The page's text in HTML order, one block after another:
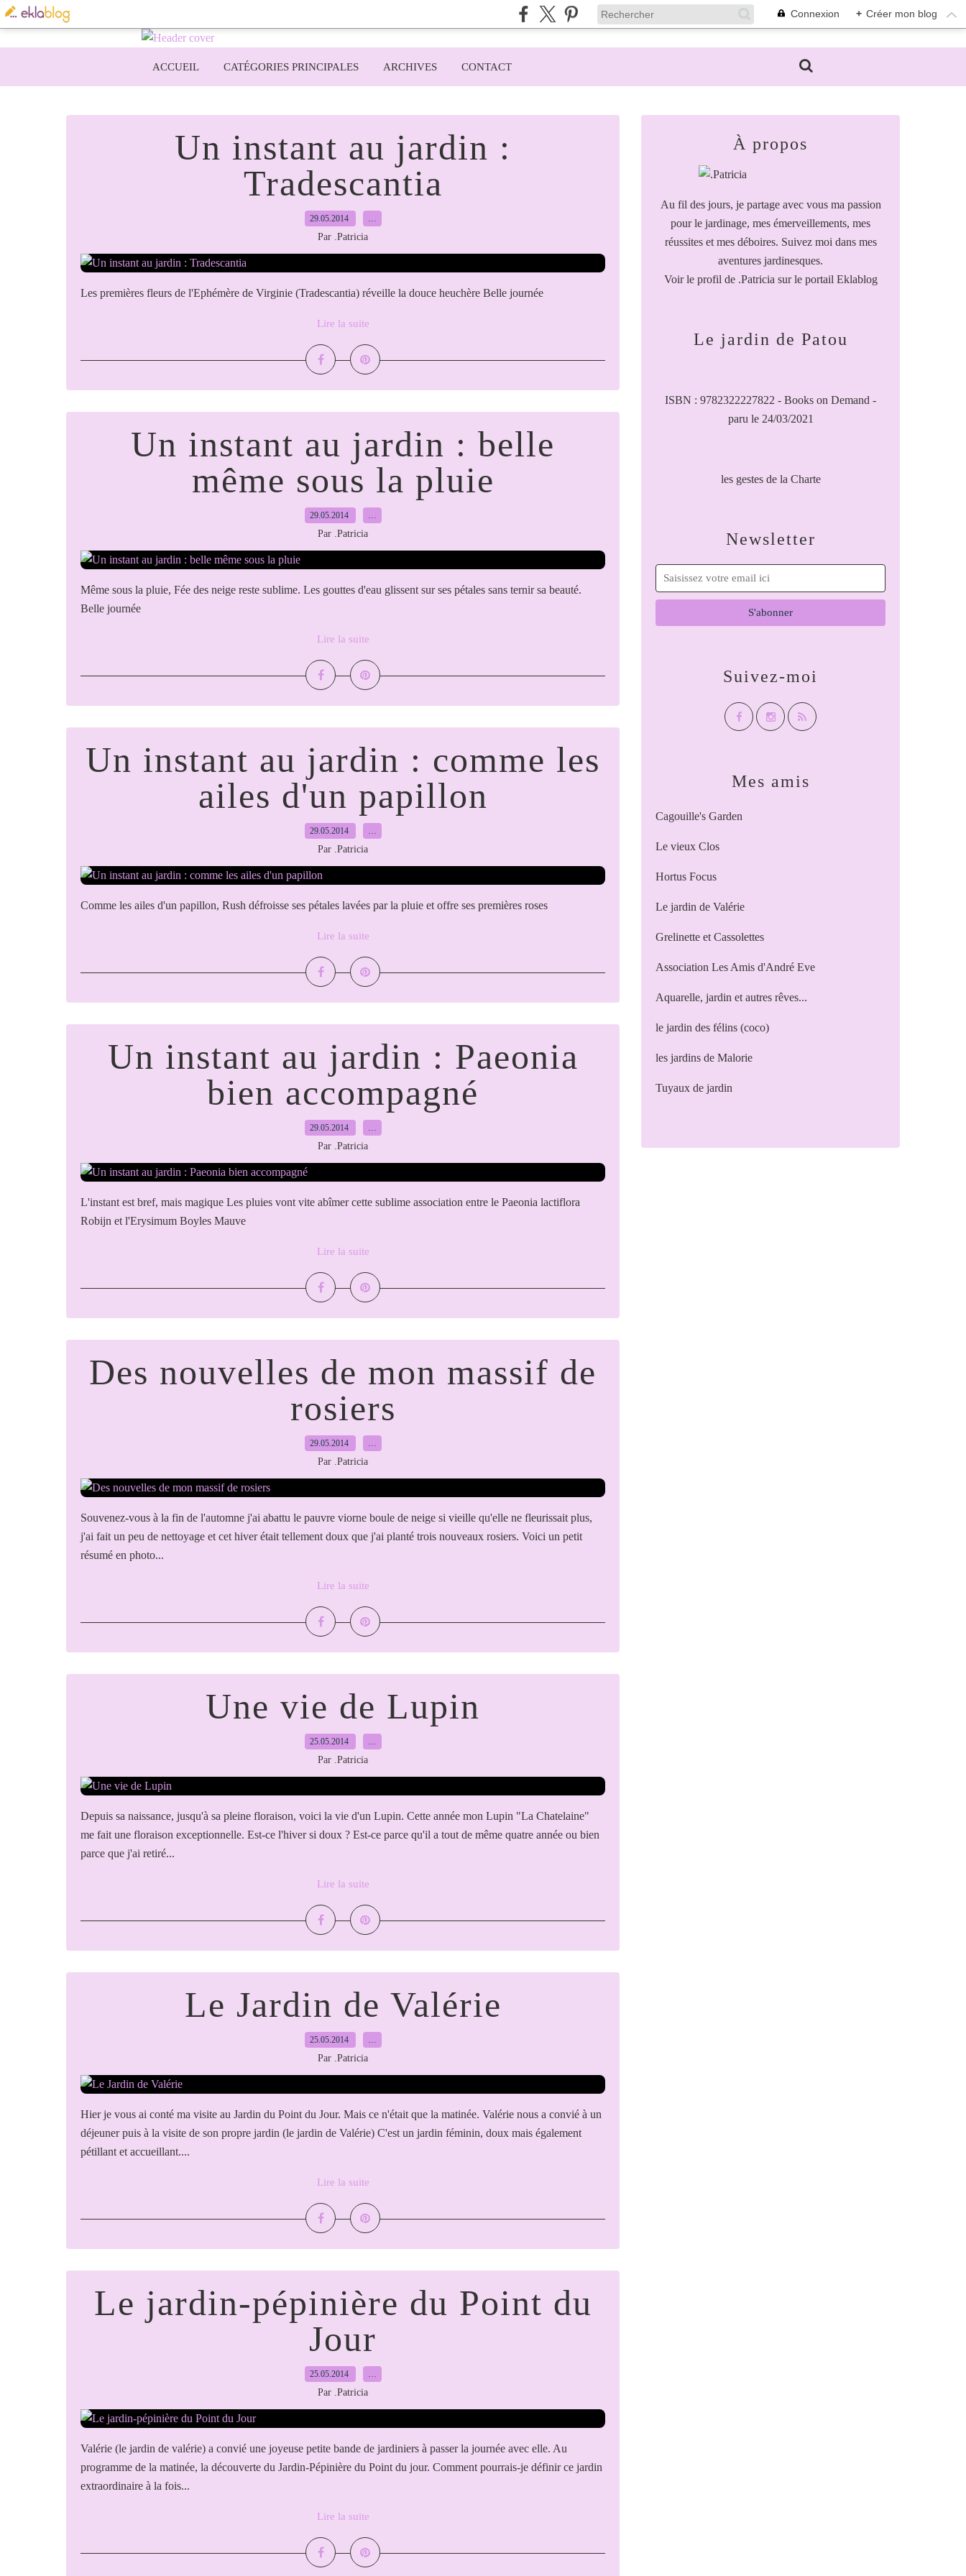
Connexion + Créer mon blog
ACCUEIL CATÉGORIES PRINCIPALES ARCHIVES CONTACT
Un instant au jardin :
Tradescantia
29.05.2014 …
Par .Patricia
Les premières fleurs de l'Ephémère de Virginie (Tradescantia) réveille la douce heuchère Belle journée
Lire la suite
Un instant au jardin : belle
même sous la pluie
29.05.2014 …
Par .Patricia
Même sous la pluie, Fée des neige reste sublime. Les gouttes d'eau glissent sur ses pétales sans ternir sa beauté.
Belle journée
Lire la suite
Un instant au jardin : comme les
ailes d'un papillon
29.05.2014 …
Par .Patricia
Comme les ailes d'un papillon, Rush défroisse ses pétales lavées par la pluie et offre ses premières roses
Lire la suite
Un instant au jardin : Paeonia
bien accompagné
29.05.2014 …
Par .Patricia
L'instant est bref, mais magique Les pluies vont vite abîmer cette sublime association entre le Paeonia lactiflora
Robijn et l'Erysimum Boyles Mauve
Lire la suite
Des nouvelles de mon massif de
rosiers
29.05.2014 …
Par .Patricia
Souvenez-vous à la fin de l'automne j'ai abattu le pauvre viorne boule de neige si vieille qu'elle ne fleurissait plus,
j'ai fait un peu de nettoyage et cet hiver était tellement doux que j'ai planté trois nouveaux rosiers. Voici un petit
résumé en photo...
Lire la suite
Une vie de Lupin
25.05.2014 …
Par .Patricia
Depuis sa naissance, jusqu'à sa pleine floraison, voici la vie d'un Lupin. Cette année mon Lupin "La Chatelaine"
me fait une floraison exceptionnelle. Est-ce l'hiver si doux ? Est-ce parce qu'il a tout de même quatre année ou bien
parce que j'ai retiré...
Lire la suite
Le Jardin de Valérie
25.05.2014 …
Par .Patricia
Hier je vous ai conté ma visite au Jardin du Point du Jour. Mais ce n'était que la matinée. Valérie nous a convié à un
déjeuner puis à la visite de son propre jardin (le jardin de Valérie) C'est un jardin féminin, doux mais également
pétillant et accueillant....
Lire la suite
Le jardin-pépinière du Point du
Jour
25.05.2014 …
Par .Patricia
Valérie (le jardin de valérie) a convié une joyeuse petite bande de jardiniers à passer la journée avec elle. Au
programme de la matinée, la découverte du Jardin-Pépinière du Point du jour. Comment pourrais-je définir ce jardin
extraordinaire à la fois...
Lire la suite
Newsletter
Suivez-moi
À propos
Au fil des jours, je partage avec vous ma passion
pour le jardinage, mes émerveillements, mes
réussites et mes déboires. Suivez moi dans mes
aventures jardinesques.
Voir le profil de .Patricia sur le portail Eklablog
Le jardin de Patou
ISBN : 9782322227822 - Books on Demand -
paru le 24/03/2021
les gestes de la Charte
Mes amis
Cagouille's Garden
Le vieux Clos
Hortus Focus
Le jardin de Valérie
Grelinette et Cassolettes
Association Les Amis d'André Eve
Aquarelle, jardin et autres rêves...
le jardin des félins (coco)
les jardins de Malorie
Tuyaux de jardin